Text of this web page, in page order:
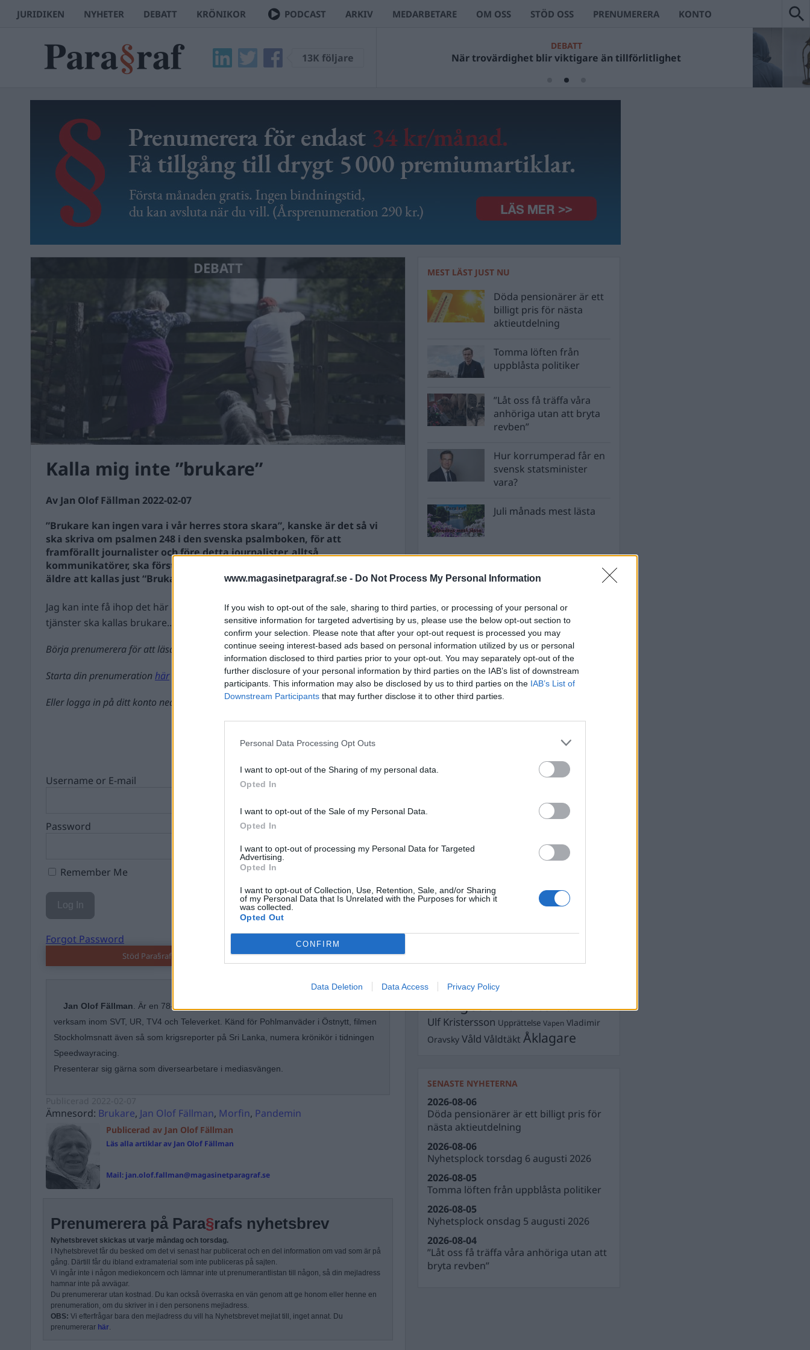
www.magasinetparagraf.se - Do Not Process My Personal Information
If you wish to opt-out of the sale, sharing to third parties, or processing of your personal or
sensitive information for targeted advertising by us, please use the below opt-out section to
confirm your selection. Please note that after your opt-out request is processed you may
continue seeing interest-based ads based on personal information utilized by us or personal
information disclosed to third parties prior to your opt-out. You may separately opt-out of the
further disclosure of your personal information by third parties on the IAB’s list of downstream
participants. This information may also be disclosed by us to third parties on the IAB’s List of
Downstream Participants that may further disclose it to other third parties.
Personal Data Processing Opt Outs
I want to opt-out of the Sharing of my personal data.
Opted In
I want to opt-out of the Sale of my Personal Data.
Opted In
I want to opt-out of processing my Personal Data for Targeted
Advertising.
Opted In
I want to opt-out of Collection, Use, Retention, Sale, and/or Sharing
of my Personal Data that Is Unrelated with the Purposes for which it
was collected.
Opted Out
CONFIRM
Data Deletion Data Access Privacy Policy
JURIDIKEN NYHETER DEBATT KRÖNIKOR PODCAST ARKIV MEDARBETARE OM OSS STÖD OSS PRENUMERERA KONTO
13K följare
DEBATT
När trovärdighet blir viktigare än tillförlitlighet
DEBATT
Kalla mig inte ”brukare”
Av Jan Olof Fällman 2022-02-07
”Brukare kan ingen vara i vår herres stora skara”, kanske är det så vi
ska skriva om psalmen 248 i den svenska psalmboken, för att
framförallt journalister och före detta journalister, alltså
kommunikatörer, ska förstå att det kan kännas lite förnedrande som
äldre att kallas just “Brukare”.
Jag kan inte få ihop det här att de som är äldre och nyttjar samhällets
tjänster ska kallas brukare....
Börja prenumerera för att läsa detta innehåll.
Starta din prenumerationhär
Eller logga in på ditt konto nedan:
Username or E-mail
Password
Remember Me
Forgot Password
Stöd Para§raf – magasinet som hatas av högertrollen
Jan Olof Fällman . Är en 78-årig murvel som på fritiden brukar jorden. Tidigare
verksam inom SVT, UR, TV4 och Televerket. Känd för Pohlmanväder i Östnytt, filmen
Stockholmsnatt även så som krigsreporter på Sri Lanka, numera krönikör i tidningen
Speedwayracing.
Presenterar sig gärna som diversearbetare i mediasvängen.
Ämnesord: Brukare, Jan Olof Fällman, Morfin, Pandemin
Publicerad av Jan Olof Fällman
Läs alla artiklar av Jan Olof Fällman
Mail: jan.olof.fallman@magasinetparagraf.se
Prenumerera på Para§rafs nyhetsbrev
Nyhetsbrevet skickas ut varje måndag och torsdag.
I Nyhetsbrevet får du besked om det vi senast har publicerat och en del information om vad som är på
gång. Därtill får du ibland extramaterial som inte publiceras på sajten.
Vi ingår inte i någon mediekoncern och lämnar inte ut prenumerantlistan till någon, så din mejladress
hamnar inte på avvägar.
Du prenumererar utan kostnad. Du kan också överraska en vän genom att ge honom eller henne en
prenumeration, om du skriver in i den personens mejladress.
OBS: Vi efterfrågar bara den mejladress du vill ha Nyhetsbrevet mejlat till, inget annat. Du
prenumererar här.
MEST LÄST JUST NU
Döda pensionärer är ett
billigt pris för nästa
aktieutdelning
Tomma löften från
uppblåsta politiker
”Låt oss få träffa våra
anhöriga utan att bryta
revben”
Hur korrumperad får en
svensk statsminister
vara?
Juli månads mest lästa
STÖD OSS
Stöd Para§rafs bevakning av högerextremismen
PRENUMERERA PÅ PARA§RAFS NYHETSBREV
ÄMNESORD
Andreas
Magnusson
Brottslighet
Börje
Dick Sundevall
Fängelse Grov misshandel
Kokainmålet
LagarMichael Pålsson
Mordförsök Nilsson-Larancuent Nina
Poliser
Rättssäkerhet
Sverigedemokraterna Ukraina
Ulf Kristersson Upprättelse Vapen Vladimir
Oravsky Våld Våldtäkt Åklagare
SENASTE NYHETERNA
Döda pensionärer är ett billigt pris för
nästa aktieutdelning
2026-08-06
Nyhetsplock torsdag 6 augusti 2026
2026-08-06
Tomma löften från uppblåsta politiker
2026-08-05
Nyhetsplock onsdag 5 augusti 2026
2026-08-05
”Låt oss få träffa våra anhöriga utan att
bryta revben”
2026-08-04